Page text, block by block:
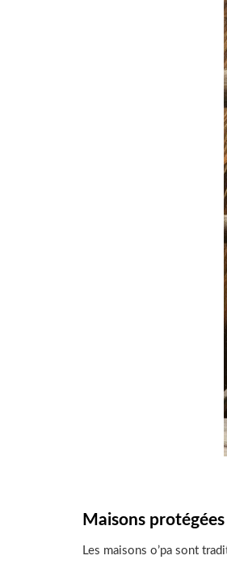
Maisons
Les maisons o’pa sont